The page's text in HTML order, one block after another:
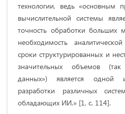
технологии, ведь «основным
вычислительной системы
точность обработки больших
необходимость
сроки структурированных и
значительных объемов
данных») является одной
разработки различных
обладающих ИИ.» [1, с. 114].